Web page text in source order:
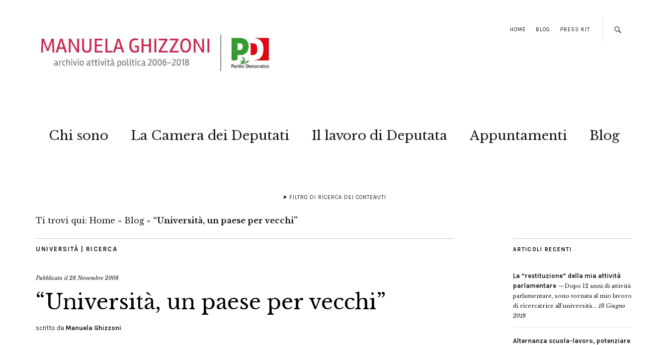
HOME BLOG PRESS KIT
Chi sono La Camera dei Deputati Il lavoro di Deputata Appuntamenti Blog
FILTRO DI RICERCA DEI CONTENUTI
Ti trovi qui: Home » Blog » “Università, un paese per vecchi”
UNIVERSITÀ | RICERCA
Pubblicato il28 Novembre 2008
“Università, un paese per vecchi”
scritto da Manuela Ghizzoni
ARTICOLI RECENTI
La “restituzione” della mia attività
parlamentare
Dopo 12 anni di attività
parlamentare, sono tornata al mio lavoro
di ricercatrice all’università... 18 Giugno
2018
Alternanza scuola-lavoro, potenziare